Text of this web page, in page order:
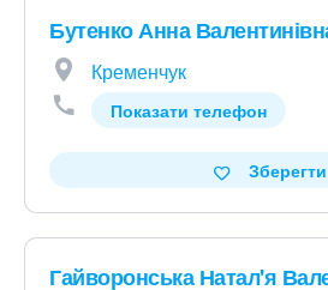
Бутенко Анна
Кременчук
Показати телефон
Зберегти
Гайворонська Натал'я